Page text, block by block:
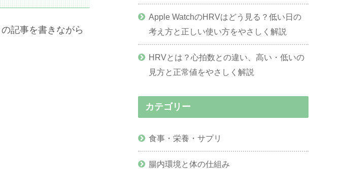
記事を書きながら
Apple WatchのHRVはどう見る？低い日の
考え方と正しい使い方をやさしく解説
HRVとは？心拍数との違い、高い・低いの
見方と正常値をやさしく解説
カテゴリー
食事・栄養・サプリ
腸内環境と体の仕組み